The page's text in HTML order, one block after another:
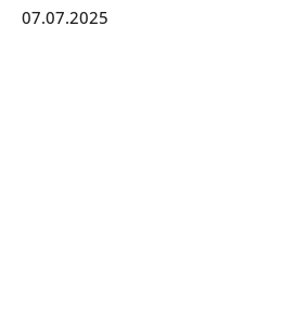
07.07.2025